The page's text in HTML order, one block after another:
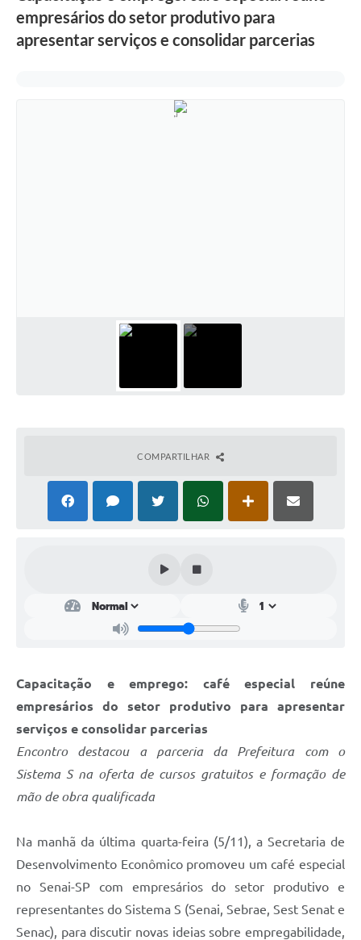
Prestação de Contas
empresários do setor produtivo para
apresentar serviços e consolidar parcerias
COMPARTILHAR
Capacitação e emprego: café especial reúne
empresários do setor produtivo para apresentar
serviços e consolidar parcerias
Encontro destacou a parceria da Prefeitura com o
Sistema S na oferta de cursos gratuitos e formação de
mão de obra qualificada
Na manhã da última quarta-feira (5/11), a Secretaria de
Desenvolvimento Econômico promoveu um café especial
no Senai-SP com empresários do setor produtivo e
representantes do Sistema S (Senai, Sebrae, Sest Senat e
Senac), para discutir novas ideias sobre empregabilidade,